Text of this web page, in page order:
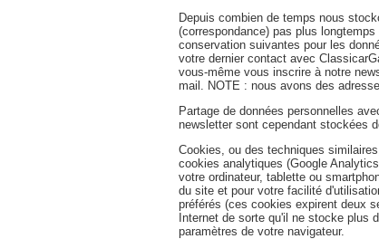
Depuis combien de temps nous
(correspondance) pas plus
conservation suivantes pour les
votre dernier contact avec
vous-même vous inscrire à notre
mail. NOTE : nous avons des
Partage de données personnelles
newsletter sont cependant stockées
Cookies, ou des techniques
cookies analytiques (Google
votre ordinateur, tablette ou
du site et pour votre facilité
préférés (ces cookies expirent deux
Internet de sorte qu'il ne stocke plus
paramètres de votre navigateur.